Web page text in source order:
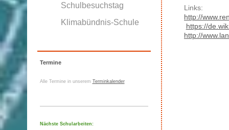
Links:
http://
https://
http://
Schulbesuchstag
Klimabündnis-Schule
Termine
Alle Termine in unserem Terminkalender
Nächste Schularbeiten: